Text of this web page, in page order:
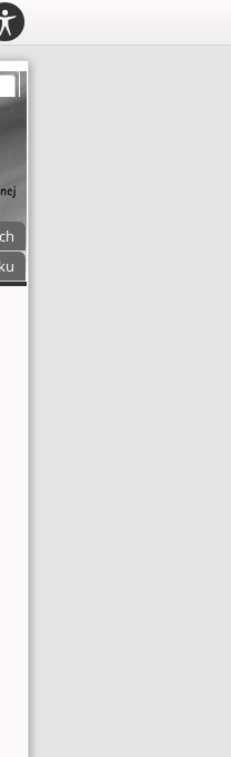
wersji mobilnej
Ten tryb ustawia